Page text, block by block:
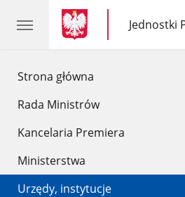
Strona główna
Rada Ministrów
Kancelaria Premiera
Ministerstwa
Urzędy, instytucje
gov.pl
gov.pl
Jednostki
gov.pl
Jednostki
Państwowej